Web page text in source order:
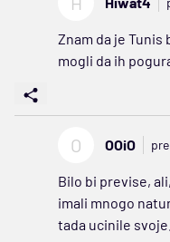
Znam da je Tunis
mogli da ih
O OOiO
Bilo bi previse,
imali mnogo
tada ucinile svoje...